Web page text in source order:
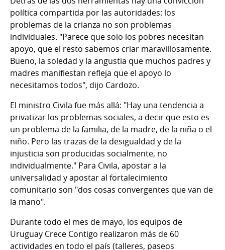
política compartida por las autoridades: los
problemas de la crianza no son problemas
individuales. "Parece que solo los pobres necesitan
apoyo, que el resto sabemos criar maravillosamente.
Bueno, la soledad y la angustia que muchos padres y
madres manifiestan refleja que el apoyo lo
necesitamos todos", dijo Cardozo.
El ministro Civila fue más allá: "Hay una tendencia a
privatizar los problemas sociales, a decir que esto es
un problema de la familia, de la madre, de la niña o el
niño. Pero las trazas de la desigualdad y de la
injusticia son producidas socialmente, no
individualmente." Para Civila, apostar a la
universalidad y apostar al fortalecimiento
comunitario son "dos cosas convergentes que van de
la mano".
Durante todo el mes de mayo, los equipos de
Uruguay Crece Contigo realizaron más de 60
actividades en todo el país (talleres, paseos